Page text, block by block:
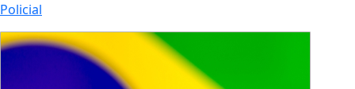
Policial